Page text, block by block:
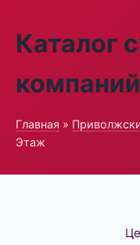
Каталог
компаний
Главная »
Этаж